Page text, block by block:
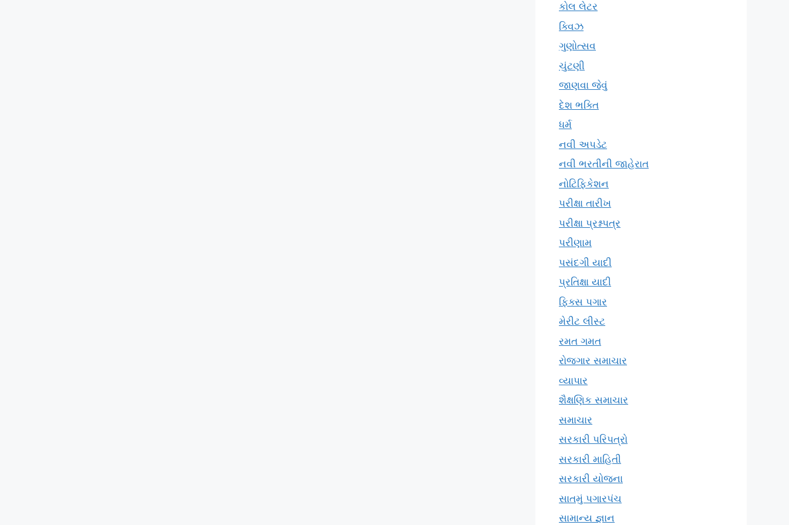
કોલ લેટર
ક્વિઝ
ગુણોત્સવ
ચુંટણી
જાણવા જેવું
દેશ ભક્તિ
ધર્મ
નવી અપડેટ
નવી ભરતીની જાહેરાત
નોટિફિકેશન
પરીક્ષા તારીખ
પરીક્ષા પ્રશ્નપત્ર
પરીણામ
પસંદગી યાદી
પ્રતિક્ષા યાદી
ફિક્સ પગાર
મેરીટ લીસ્ટ
રમત ગમત
રોજગાર સમાચાર
વ્યાપાર
શૈક્ષણિક સમાચાર
સમાચાર
સરકારી પરિપત્રો
સરકારી માહિતી
સરકારી યોજના
સાતમું પગારપંચ
સામાન્ય જ્ઞાન